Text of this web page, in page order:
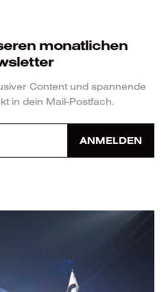
monatlichen
Content und spannende
in dein Mail-Postfach.
ANMELDEN